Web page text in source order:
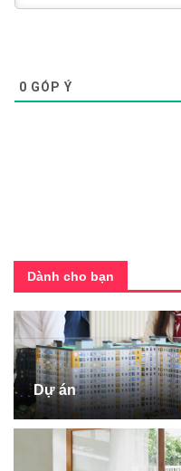
0 GÓP Ý
Dành cho bạn
Dự án